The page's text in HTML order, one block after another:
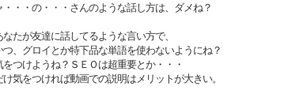
・・の・・・さんのような話し方は、ダメね？
たが友達に話してるような言い方で、
、グロイとか特下品な単語を使わないようにね？
つけようね？ＳＥＯは超重要とか・・・
気をつければ動画での説明はメリットが大きい。